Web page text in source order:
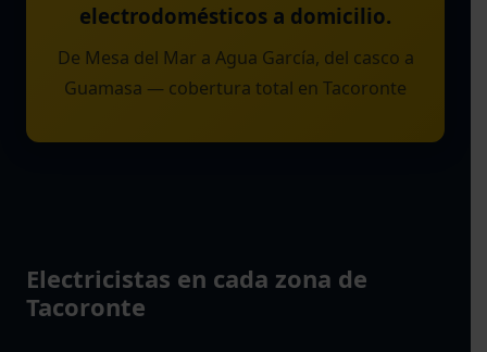
electrodomésticos a domicilio.
De Mesa del Mar a Agua García, del casco a
Guamasa — cobertura total en Tacoronte
Electricistas en cada zona de
Tacoronte